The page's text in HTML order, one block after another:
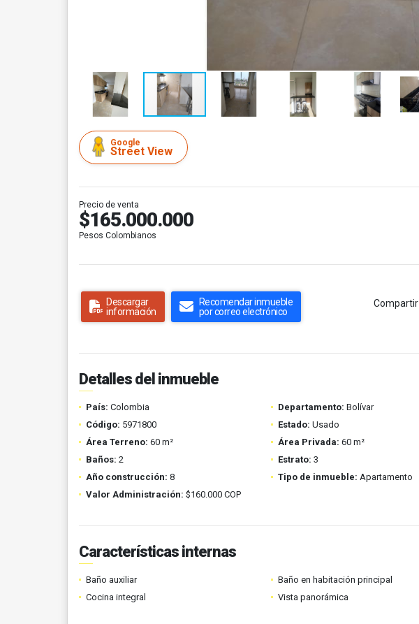
Google
Street View
Precio de venta
$165.000.000
Pesos Colombianos
Descargar
información
Recomendar inmueble
por correo electrónico
Compartir
Detalles del inmueble
País: Colombia Departamento: Bolívar
Código: 5971800 Estado: Usado
Área Terreno: 60 m² Área Privada: 60 m²
Baños: 2 Estrato: 3
Año construcción: 8 Tipo de inmueble: Apartamento
Valor Administración: $160.000 COP
Características internas
Baño auxiliar Baño en habitación principal
Cocina integral
Vista panorámica